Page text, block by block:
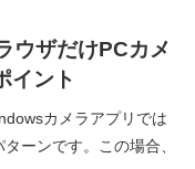
ウザだけPCカメ
イント
カメラアプリでは
ーンです。この場合、